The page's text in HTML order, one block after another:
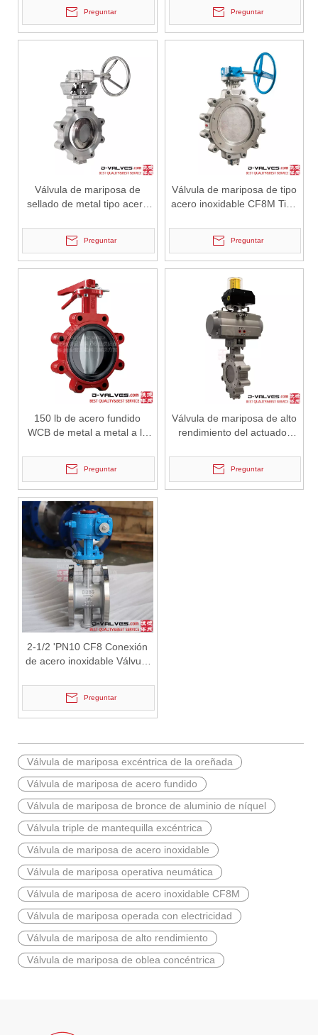
2026-07-04
Las válvulas de compuerta son una de las válvulas de
En los sistemas de tuberías industriales, prevenir el flujo inverso
Preguntar Preguntar
Válvula de mariposa de
sellado de metal tipo acero
rendimiento
Preguntar
Válvula de mariposa de tipo
acero inoxidable CF8M Tipo
Preguntar
150 lb de acero fundido
WCB de metal a metal a la
oblea de metal
Preguntar
Válvula de mariposa de alto
rendimiento del actuador
Preguntar
2-1/2 'PN10 CF8 Conexión
de acero inoxidable Válvula
Preguntar
Válvula de mariposa excéntrica de la oreñada
Válvula de mariposa de acero fundido
Válvula de mariposa de bronce de aluminio de níquel
Válvula triple de mantequilla excéntrica
Válvula de mariposa de acero inoxidable
Válvula de mariposa operativa neumática
Válvula de mariposa de acero inoxidable CF8M
Válvula de mariposa operada con electricidad
Válvula de mariposa de alto rendimiento
Válvula de mariposa de oblea concéntrica